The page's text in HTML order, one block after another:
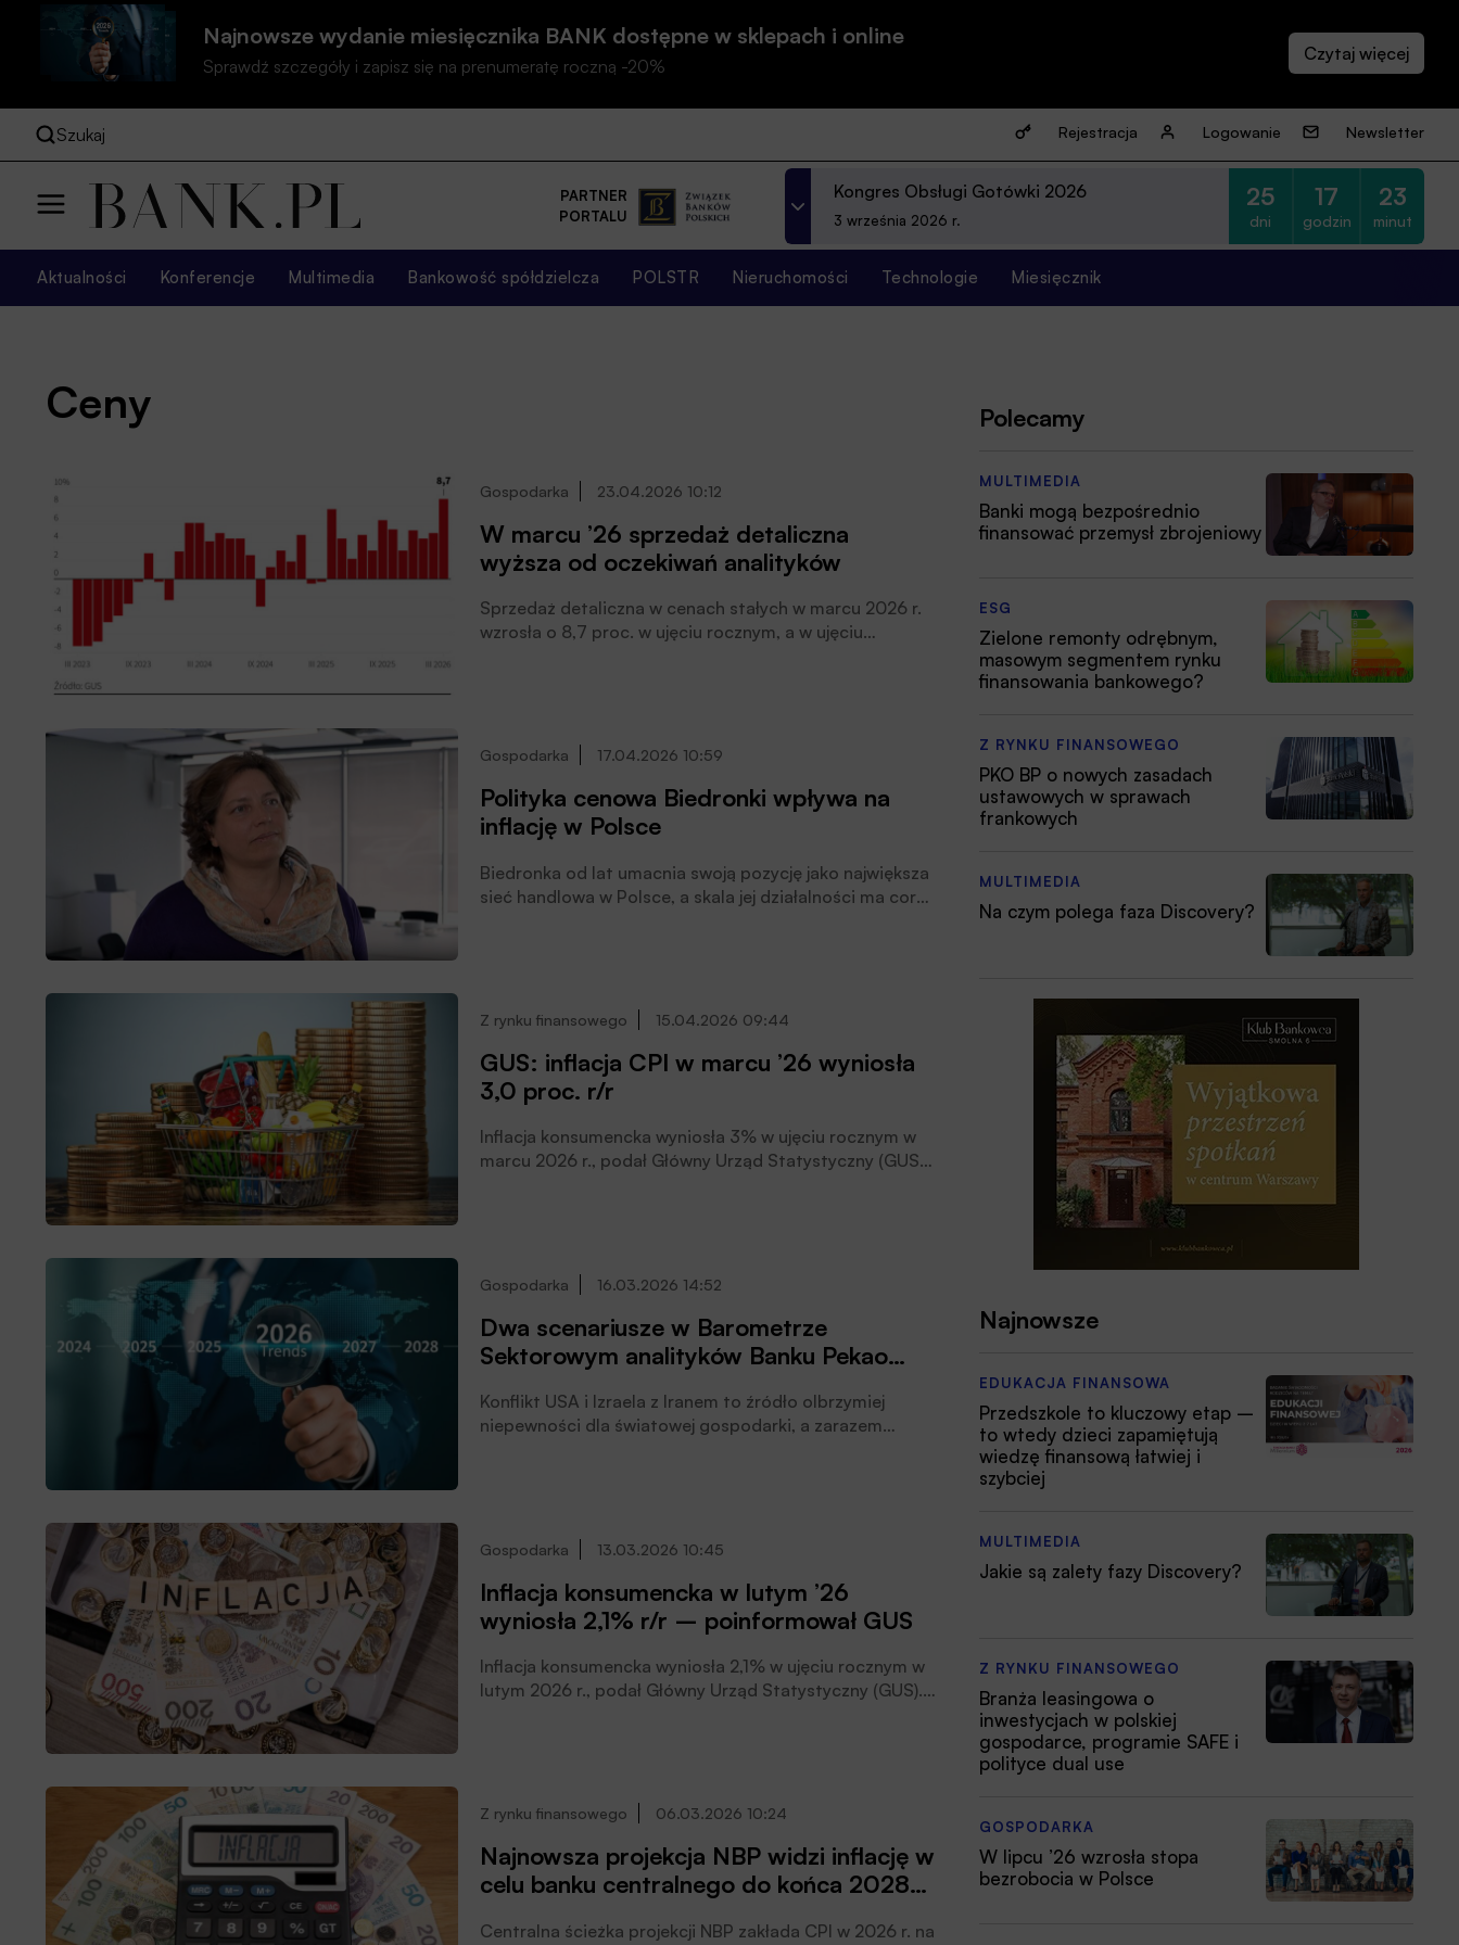
Najnowsze wydanie miesięcznika BANK dostępne w sklepach i online
Sprawdź szczegóły i zapisz się na prenumeratę roczną -20%
Szukaj Rejestracja Logowanie Newsletter
PARTNER
PORTALU
Kongres Obsługi Gotówki 2026
3 września 2026 r.
25
dni
17
godzin
23
minut
Aktualności Konferencje Multimedia Bankowość spółdzielcza POLSTR Nieruchomości Technologie Miesięcznik
Ceny
Gospodarka 23.04.2026 10:12
W marcu ’26 sprzedaż detaliczna
wyższa od oczekiwań analityków
Sprzedaż detaliczna w cenach stałych w marcu 2026 r.
wzrosła o 8,7 proc. w ujęciu rocznym, a w ujęciu
Gospodarka 17.04.2026 10:59
Polityka cenowa Biedronki wpływa na
inflację w Polsce
Biedronka od lat umacnia swoją pozycję jako największa
sieć handlowa w Polsce, a skala jej działalności ma coraz
Jej polityka cenowa ma więc przełożenie na
wskazuje także na efekty działalności Biedronki na rynek
pracy oraz dochody budżetowe państwa i samorządów.
Z rynku finansowego 15.04.2026 09:44
GUS: inflacja CPI w marcu ’26 wyniosła
3,0 proc. r/r
Inflacja konsumencka wyniosła 3% w ujęciu rocznym w
marcu 2026 r., podał Główny Urząd Statystyczny (GUS).
Gospodarka 16.03.2026 14:52
Dwa scenariusze w Barometrze
Sektorowym analityków Banku Pekao
Konflikt USA i Izraela z Iranem to źródło olbrzymiej
niepewności dla światowej gospodarki, a zarazem
gospodarki w przypadku potencjalnego przedłużania się
Gospodarka 13.03.2026 10:45
Inflacja konsumencka w lutym ’26
wyniosła 2,1% r/r – poinformował GUS
Inflacja konsumencka wyniosła 2,1% w ujęciu rocznym w
lutym 2026 r., podał Główny Urząd Statystyczny (GUS).
Z rynku finansowego 06.03.2026 10:24
Najnowsza projekcja NBP widzi inflację w
celu banku centralnego do końca 2028
Centralna ścieżka projekcji NBP zakłada CPI w 2026 r. na
Polecamy
MULTIMEDIA
Banki mogą bezpośrednio
finansować przemysł zbrojeniowy
ESG
Zielone remonty odrębnym,
masowym segmentem rynku
finansowania bankowego?
Z RYNKU FINANSOWEGO
PKO BP o nowych zasadach
ustawowych w sprawach
frankowych
MULTIMEDIA
Na czym polega faza Discovery?
Najnowsze
EDUKACJA FINANSOWA
Przedszkole to kluczowy etap –
to wtedy dzieci zapamiętują
wiedzę finansową łatwiej i
szybciej
MULTIMEDIA
Jakie są zalety fazy Discovery?
Z RYNKU FINANSOWEGO
Branża leasingowa o
inwestycjach w polskiej
gospodarce, programie SAFE i
polityce dual use
GOSPODARKA
W lipcu ’26 wzrosła stopa
bezrobocia w Polsce